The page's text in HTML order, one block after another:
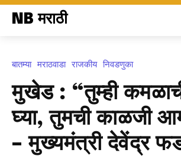
NB मराठी
बातम्या मराठवाडा राजकीय निवडणुका
मुखेड : “तुम्ही
घ्या, तुमची काळजी
– मुख्यमंत्री देवेंद्र